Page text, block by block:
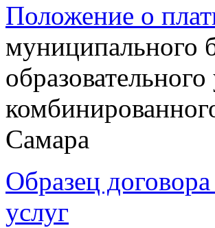
Положение о
муниципального
Самара
Образец
услуг